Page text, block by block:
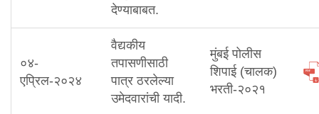
देण्याबाबत.
०४-
एप्रिल-२०२४
वैद्यकीय
तपासणीसाठी
पात्र ठरलेल्या
उमेदवारांची यादी.
मुंबई पोलीस
शिपाई (चालक)
भरती-२०२१